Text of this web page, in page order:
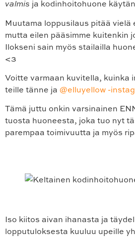
valmis ja kodinhoitohuone
Muutama loppusilaus pitää
mutta eilen pääsimme kuitenkin
Ilokseni sain myös stailailla
<3
Voitte varmaan kuvitella,
teille tänne ja @elluyellow -
Tämä juttu onkin varsinainen
tuosta huoneesta, joka tuo nyt
parempaa toimivuutta ja myös
Iso kiitos aivan ihanasta ja
lopputuloksesta kuuluu upeille